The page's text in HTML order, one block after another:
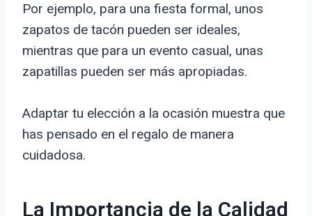
Por ejemplo, para una fiesta formal, unos
zapatos de tacón pueden ser ideales,
mientras que para un evento casual, unas
zapatillas pueden ser más apropiadas.
Adaptar tu elección a la ocasión muestra que
has pensado en el regalo de manera
cuidadosa.